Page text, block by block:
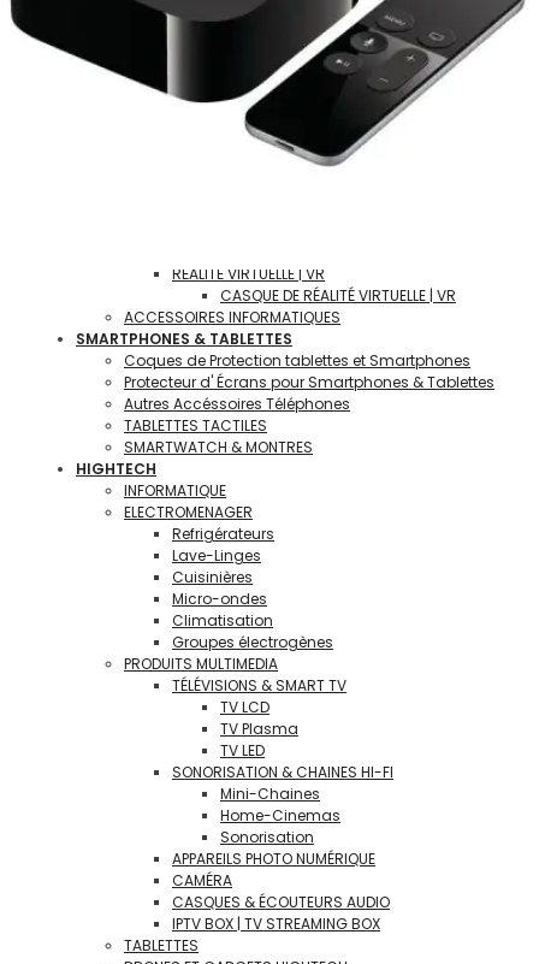
RÉSEAUX & INTERNET
STARLINK | ÉQUIPEMENTS & ACCÉSSOIRES
Clés WIFI & Répétiteurs de Signal
GAMING | L' UNIVERS DU JEU VIDÉO
Consoles et jeux Vidéos
PC Ordinateur Fixe pour GAMER
RÉALITÉ VIRTUELLE | VR
CASQUE DE RÉALITÉ VIRTUELLE | VR
ACCESSOIRES INFORMATIQUES
SMARTPHONES & TABLETTES
Coques de Protection tablettes et Smartphones
Protecteur d' Écrans pour Smartphones & Tablettes
Autres Accéssoires Téléphones
TABLETTES TACTILES
SMARTWATCH & MONTRES
HIGHTECH
INFORMATIQUE
ELECTROMENAGER
Refrigérateurs
Lave-Linges
Cuisinières
Micro-ondes
Climatisation
Groupes électrogènes
PRODUITS MULTIMEDIA
TÉLÉVISIONS & SMART TV
TV LCD
TV Plasma
TV LED
SONORISATION & CHAINES HI-FI
Mini-Chaines
Home-Cinemas
Sonorisation
APPAREILS PHOTO NUMÉRIQUE
CAMÉRA
CASQUES & ÉCOUTEURS AUDIO
IPTV BOX | TV STREAMING BOX
TABLETTES